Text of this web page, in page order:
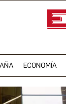
ECONOMÍA